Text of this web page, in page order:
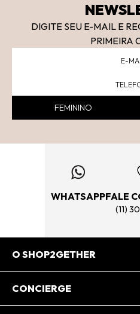
DIGITE SEU E-MAIL E
PRIMEIRA
FEMININO
WHATSAPPFALE
(11)
O SHOP2GETHER
Sobre Nós
CONCIERGE